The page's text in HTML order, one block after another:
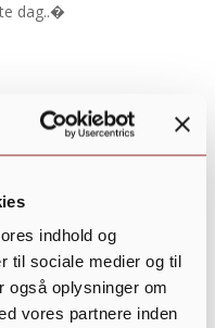
indhold og
til sociale medier og til
også oplysninger om
vores partnere inden
dag..�